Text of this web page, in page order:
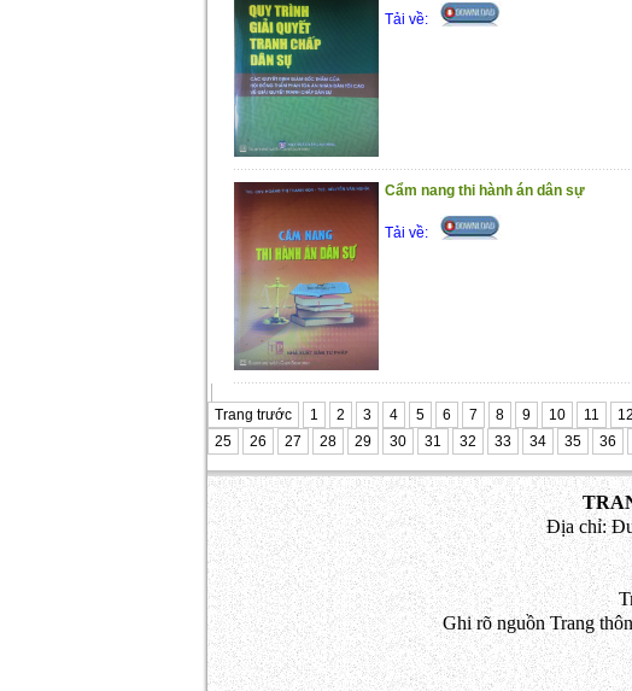
Tải về:
Cẩm nang thi hành án dân sự
Tải về:
Trang trước 1 2 3 4 5 6 7 8 9 10 11 12
25
26 27 28 29 30 31 32 33 34 35 36
Địa chỉ:
Ghi rõ nguồn Trang